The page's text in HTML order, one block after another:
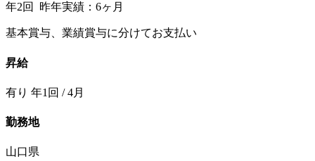
年2回 昨年実績：6ヶ月
基本賞与、業績賞与に分けてお支払い
昇給
有り 年1回 / 4月
勤務地
山口県